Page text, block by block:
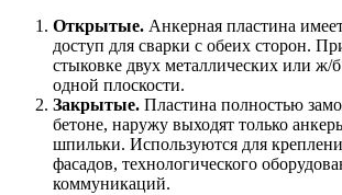
Открытые. Анкерная пластина
доступ для сварки с обеих сторон.
стыковке двух металлических или ж/
одной плоскости.
Закрытые. Пластина полностью
бетоне, наружу выходят только
шпильки. Используются для
фасадов, технологического
коммуникаций.